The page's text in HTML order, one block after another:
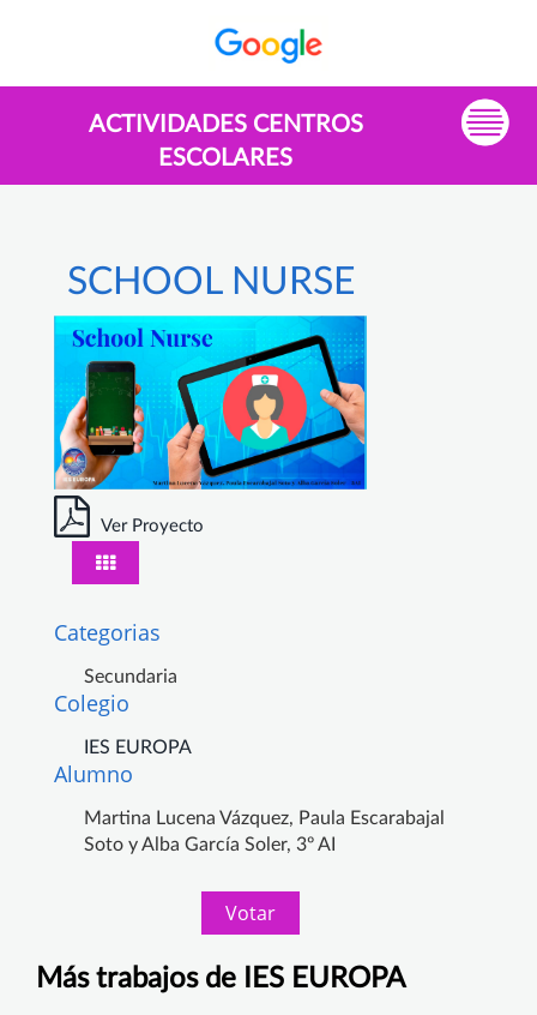
ACTIVIDADES CENTROS
ESCOLARES
SCHOOL NURSE
Ver Proyecto
Categorias
Secundaria
Colegio
IES EUROPA
Alumno
Martina Lucena Vázquez, Paula Escarabajal
Soto y Alba García Soler, 3º AI
Votar
Más trabajos de IES EUROPA